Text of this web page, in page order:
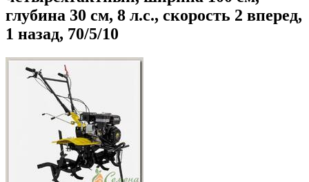
глубина 30 см, 8 л.с., скорость 2 вперед,
1 назад, 70/5/10